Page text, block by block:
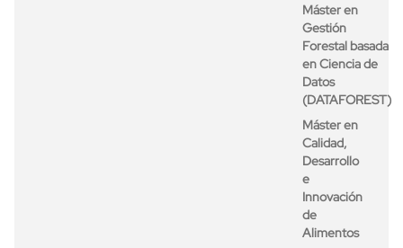
Máster en
Gestión
Forestal basada
en Ciencia de
Datos
(DATAFOREST)
Máster en
Calidad,
Desarrollo
e
Innovación
de
Alimentos